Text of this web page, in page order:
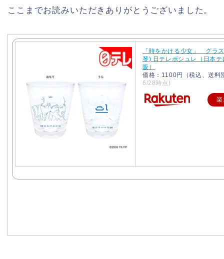
ここまでお読みいただきありがとうございました。
「時をかける少女」 グラ
琴) 日テレポシュレ（日本テ
販）
価格：1100円（税込、送料
6/28時点)